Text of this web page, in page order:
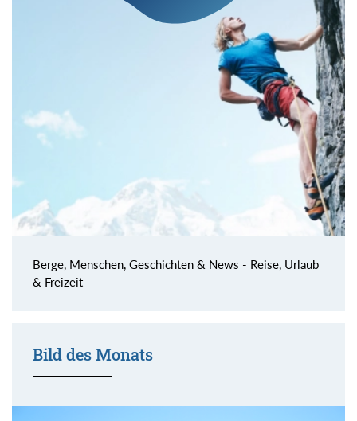
Berge, Menschen, Geschichten & News - Reise, Urlaub
& Freizeit
Bild des Monats